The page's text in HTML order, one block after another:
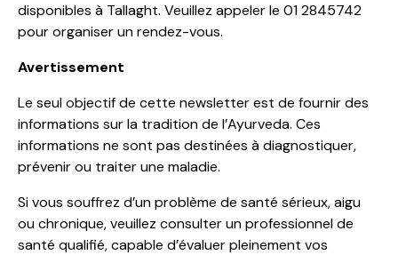
disponibles à Tallaght. Veuillez appeler le 01 2845742
pour organiser un rendez-vous.
Avertissement
Le seul objectif de cette newsletter est de fournir des
informations sur la tradition de l’Ayurveda. Ces
informations ne sont pas destinées à diagnostiquer,
prévenir ou traiter une maladie.
Si vous souffrez d’un problème de santé sérieux, aigu
ou chronique, veuillez consulter un professionnel de
santé qualifié, capable d’évaluer pleinement vos